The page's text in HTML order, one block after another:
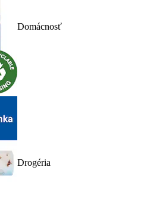
Domácnosť
Drogéria